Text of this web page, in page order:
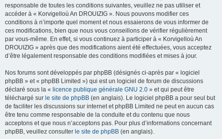
responsable de toutes les conditions suivantes, veuillez ne pas utiliser et
accéder à « Korvigelloù An DROUIZIG ». Nous pouvons modifier ces
conditions à n’importe quel moment et nous essaierons de vous informer de
ces modifications, bien que nous vous conseillons de vérifier régulièrement
par vous-même. En effet, si vous continuez à participer à « Korvigelloù An
DROUIZIG » après que des modifications aient été effectuées, vous acceptez
d’être légalement responsable des conditions modifiées et mises à jour.
Nos forums sont développés par phpBB (désignés ci-après par « logiciel
phpBB » et « phpBB Limited ») qui est un logiciel de forum de discussions
déclaré sous la « licence publique générale GNU 2.0 » et qui peut être
téléchargé sur le site de phpBB (en anglais). Le logiciel phpBB a pour seul but
de faciliter les discussions sur internet et phpBB Limited ne peut en aucun cas
être tenu comme responsable de la conduite et du contenu que nous
acceptons et que nous n’acceptons pas. Pour plus d’informations concernant
phpBB, veuillez consulter le site de phpBB (en anglais).